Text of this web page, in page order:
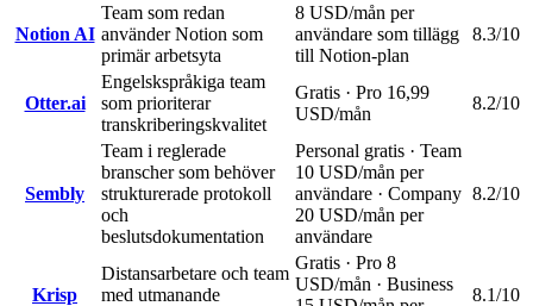
Notion AI
Team som redan
använder Notion som
primär arbetsyta
8 USD/mån per
användare som tillägg
till Notion-plan
8.3/10
Otter.ai
Engelskspråkiga team
som prioriterar
transkriberingskvalitet
Gratis · Pro 16,99
USD/mån
8.2/10
Sembly
Team i reglerade
branscher som behöver
strukturerade protokoll
och
beslutsdokumentation
Personal gratis · Team
10 USD/mån per
användare · Company
20 USD/mån per
användare
8.2/10
Krisp
Distansarbetare och team
med utmanande
Gratis · Pro 8
USD/mån · Business
8.1/10